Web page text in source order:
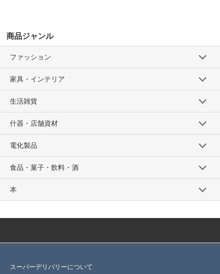
商品ジャンル
ファッション
家具・インテリア
生活雑貨
什器・店舗資材
電化製品
食品・菓子・飲料・酒
本
スーパーデリバリーについて